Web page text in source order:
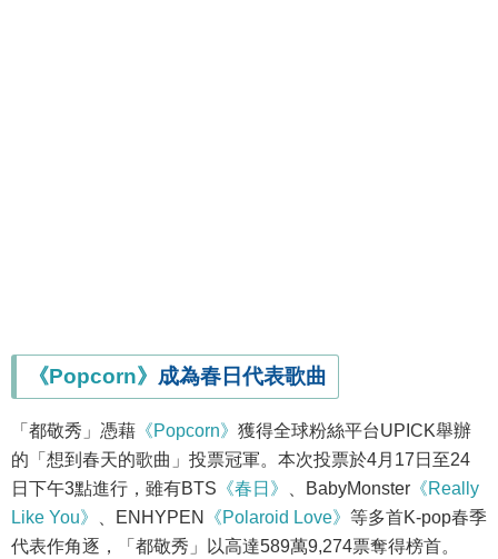
《Popcorn》 成為春日代表歌曲
「都敬秀」憑藉 《Popcorn》 獲得全球粉絲平台UPICK舉辦
的「想到春天的歌曲」投票冠軍。本次投票於4月17日至24
日下午3點進行，雖有BTS 《春日》 、BabyMonster 《Really
Like You》
、ENHYPEN 《Polaroid Love》 等多首K-pop春季
代表作角逐，「都敬秀」以高達589萬9,274票奪得榜首。